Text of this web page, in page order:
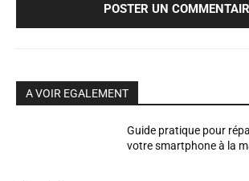
A VOIR EGALEMENT
Guide pratique pour
votre smartphone à la